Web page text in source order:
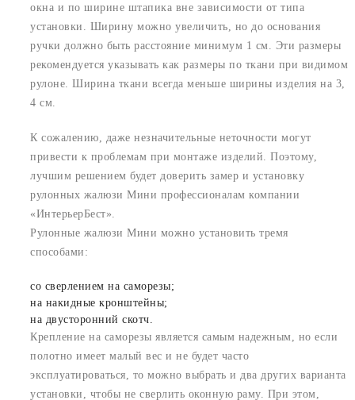
окна и по ширине штапика вне зависимости от типа
установки. Ширину можно увеличить, но до основания
ручки должно быть расстояние минимум 1 см. Эти размеры
рекомендуется указывать как размеры по ткани при видимом
рулоне. Ширина ткани всегда меньше ширины изделия на 3,
4 см.
К сожалению, даже незначительные неточности могут
привести к проблемам при монтаже изделий. Поэтому,
лучшим решением будет доверить замер и установку
рулонных жалюзи Мини профессионалам компании
«ИнтерьерБест».
Рулонные жалюзи Мини можно установить тремя
способами:
со сверлением на саморезы;
на накидные кронштейны;
на двусторонний скотч.
Крепление на саморезы является самым надежным, но если
полотно имеет малый вес и не будет часто
эксплуатироваться, то можно выбрать и два других варианта
установки, чтобы не сверлить оконную раму. При этом,